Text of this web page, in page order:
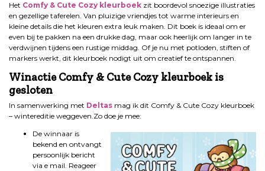
Het Comfy & Cute Cozy kleurboek zit boordevol snoezige illustraties
en gezellige taferelen. Van pluizige vriendjes tot warme interieurs en
kleine details die het kleuren extra leuk maken. Dit boek is ideaal om er
even bij te pakken na een drukke dag, maar ook heerlijk om langer in te
verdwijnen tijdens een rustige middag. Of je nu met potloden, stiften of
markers werkt, dit kleurboek nodigt uit om creatief te ontspannen.
Winactie Comfy & Cute Cozy kleurboek is
gesloten
In samenwerking met Deltas mag ik dit Comfy & Cute Cozy kleurboek
– wintereditie weggeven.Zo doe je mee:
De winnaar is
bekend en ontvangt
persoonlijk bericht
via e mail. Reageer